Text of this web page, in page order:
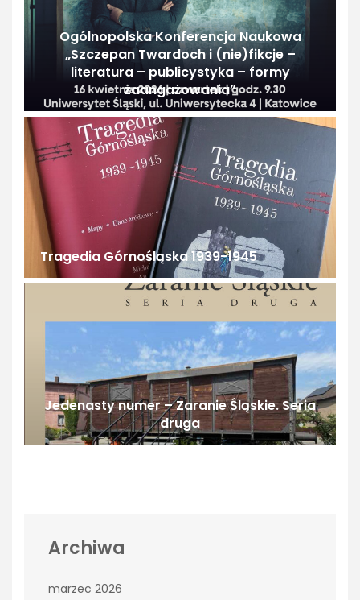
Ogólnopolska Konferencja Naukowa
„Szczepan Twardoch i (nie)fikcje –
literatura – publicystyka – formy
zaangażowania”
Tragedia Górnośląska 1939-1945
Jedenasty numer – Zaranie Śląskie. Seria
druga
Archiwa
marzec 2026